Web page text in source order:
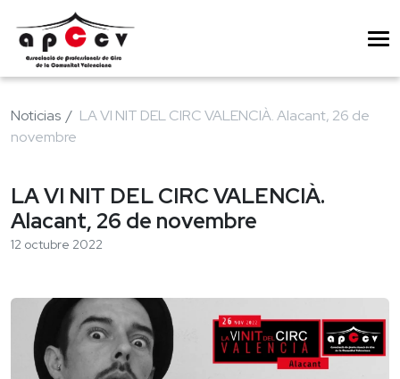
Noticias
LA VI NIT DEL CIRC VALENCIÀ. Alacant, 26 de
novembre
LA VI NIT DEL CIRC VALENCIÀ.
Alacant, 26 de novembre
12 octubre 2022